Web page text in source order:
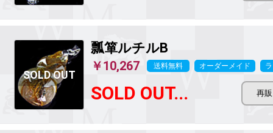
瓢箪ルチルB
￥10,267 送料無料 オーダーメイド
SOLD OUT...